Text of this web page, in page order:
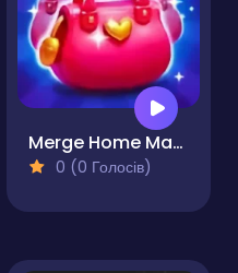
Merge Home Mania
0 (0 Голосів)